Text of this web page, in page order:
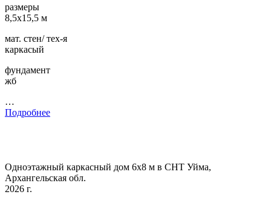
размеры
8,5х15,5 м
мат. стен/ тех-я
каркасый
фундамент
жб
…
Подробнее
Одноэтажный каркасный дом 6х8 м в СНТ Уйма,
Архангельская обл.
2026 г.